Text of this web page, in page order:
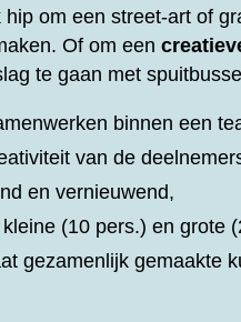
om een street-art of
Of om een
te gaan met
binnen een
van de
en vernieuwend,
(10 pers.) en grote
gezamenlijk gemaakte